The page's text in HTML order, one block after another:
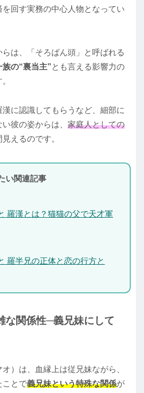
回す実務の中心人物となってい
は、「そろばん頭」と呼ばれる
族の“裏当主”とも言える影響力の
に認識してもらうなど、細部に
彼の姿からは、 家庭人としての
見えるのです。
い関連記事
羅漢とは？猫猫の父で天才軍
羅半兄の正体と恋の行方と
な関係性─義兄妹にして
）は、血縁上は従兄妹ながら、
ことで義兄妹という特殊な関係が